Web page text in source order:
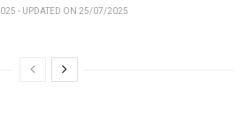
- UPDATED ON 25/07/2025